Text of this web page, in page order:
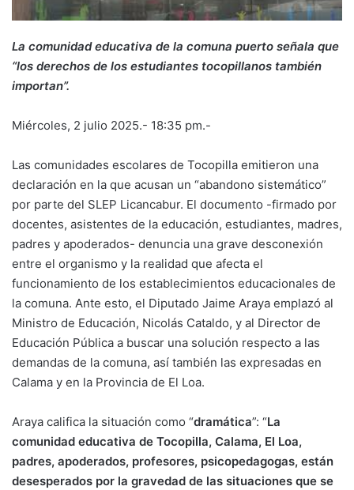
La comunidad educativa de la comuna puerto señala que
“los derechos de los estudiantes tocopillanos también
importan”.
Miércoles, 2 julio 2025.- 18:35 pm.-
Las comunidades escolares de Tocopilla emitieron una
declaración en la que acusan un “abandono sistemático”
por parte del SLEP Licancabur. El documento -firmado por
docentes, asistentes de la educación, estudiantes, madres,
padres y apoderados- denuncia una grave desconexión
entre el organismo y la realidad que afecta el
funcionamiento de los establecimientos educacionales de
la comuna. Ante esto, el Diputado Jaime Araya emplazó al
Ministro de Educación, Nicolás Cataldo, y al Director de
Educación Pública a buscar una solución respecto a las
demandas de la comuna, así también las expresadas en
Calama y en la Provincia de El Loa.
Araya califica la situación como “dramática”: “La
comunidad educativa de Tocopilla, Calama, El Loa,
padres, apoderados, profesores, psicopedagogas, están
desesperados por la gravedad de las situaciones que se